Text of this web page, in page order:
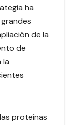
ha
de la
de
la
proteínas